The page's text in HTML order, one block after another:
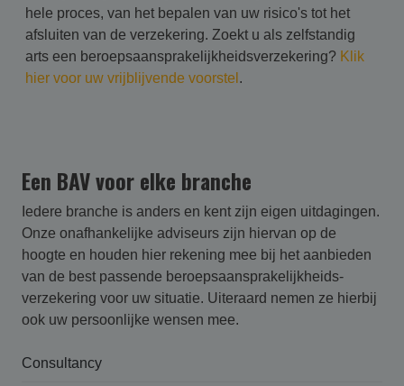
hele proces, van het bepalen van uw risico's tot het
afsluiten van de verzekering. Zoekt u als zelfstandig
arts een beroepsaansprakelijkheidsverzekering? Klik
hier voor uw vrijblijvende voorstel .
Een BAV voor elke branche
Iedere branche is anders en kent zijn eigen uitdagingen.
Onze onafhankelijke adviseurs zijn hiervan op de
hoogte en houden hier rekening mee bij het aanbieden
van de best passende beroepsaansprakelijk­heids­
verzekering voor uw situatie. Uiteraard nemen ze hierbij
ook uw persoonlijke wensen mee.
Consultancy